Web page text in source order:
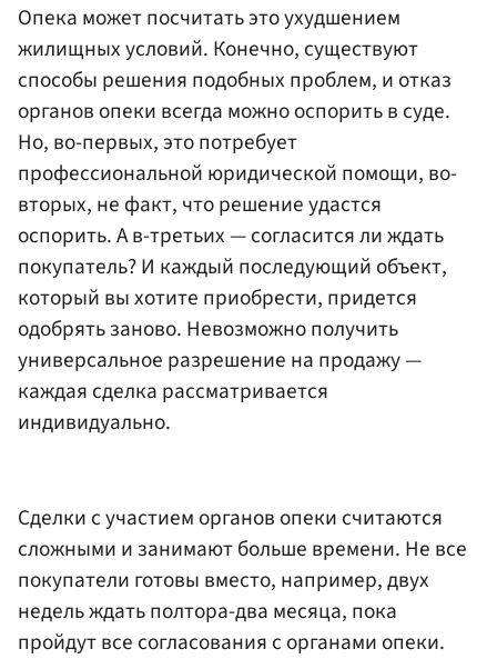
Опека может посчитать это ухудшением
жилищных условий. Конечно, существуют
способы решения подобных проблем, и отказ
органов опеки всегда можно оспорить в суде.
Но, во-первых, это потребует
профессиональной юридической помощи, во-
вторых, не факт, что решение удастся
оспорить. А в-третьих — согласится ли ждать
покупатель? И каждый последующий объект,
который вы хотите приобрести, придется
одобрять заново. Невозможно получить
универсальное разрешение на продажу —
каждая сделка рассматривается
индивидуально.
Сделки с участием органов опеки считаются
сложными и занимают больше времени. Не все
покупатели готовы вместо, например, двух
недель ждать полтора-два месяца, пока
пройдут все согласования с органами опеки.